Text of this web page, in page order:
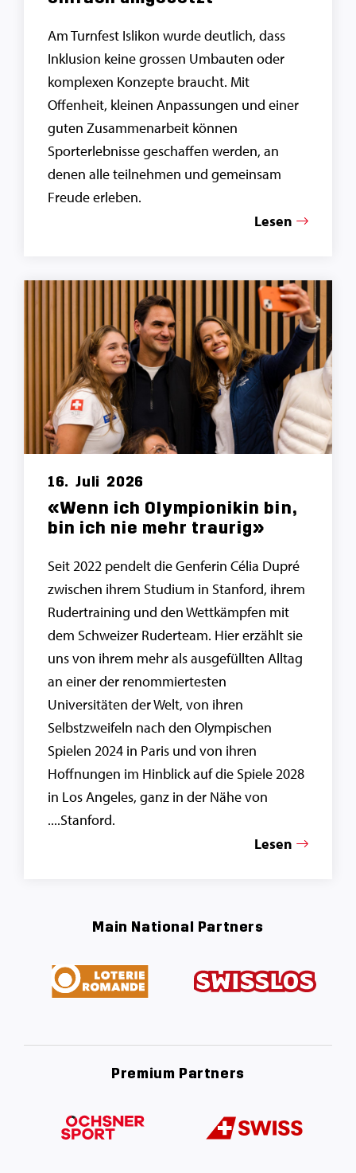
Am Turnfest Islikon wurde deutlich, dass
Inklusion keine grossen Umbauten oder
komplexen Konzepte braucht. Mit
Offenheit, kleinen Anpassungen und einer
guten Zusammenarbeit können
Sporterlebnisse geschaffen werden, an
denen alle teilnehmen und gemeinsam
Freude erleben.
Lesen
16. Juli 2026
«Wenn ich Olympionikin bin,
bin ich nie mehr traurig»
Seit 2022 pendelt die Genferin Célia Dupré
zwischen ihrem Studium in Stanford, ihrem
Rudertraining und den Wettkämpfen mit
dem Schweizer Ruderteam. Hier erzählt sie
uns von ihrem mehr als ausgefüllten Alltag
an einer der renommiertesten
Universitäten der Welt, von ihren
Selbstzweifeln nach den Olympischen
Spielen 2024 in Paris und von ihren
Hoffnungen im Hinblick auf die Spiele 2028
in Los Angeles, ganz in der Nähe von
....Stanford.
Lesen
Main National Partners
Premium Partners